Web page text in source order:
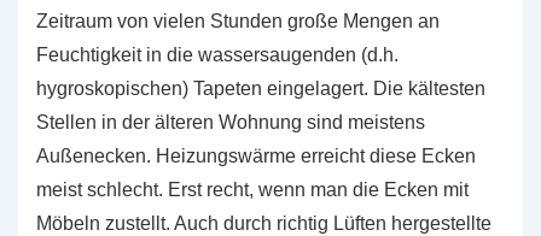
Zeitraum von vielen Stunden große Mengen an
Feuchtigkeit in die wassersaugenden (d.h.
hygroskopischen) Tapeten eingelagert. Die kältesten
Stellen in der älteren Wohnung sind meistens
Außenecken. Heizungswärme erreicht diese Ecken
meist schlecht. Erst recht, wenn man die Ecken mit
Möbeln zustellt. Auch durch richtig Lüften hergestellte